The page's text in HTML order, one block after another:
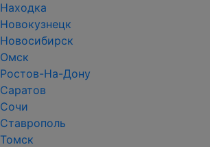
Находка
Новокузнецк
Новосибирск
Омск
Ростов-На-Дону
Саратов
Сочи
Ставрополь
Томск